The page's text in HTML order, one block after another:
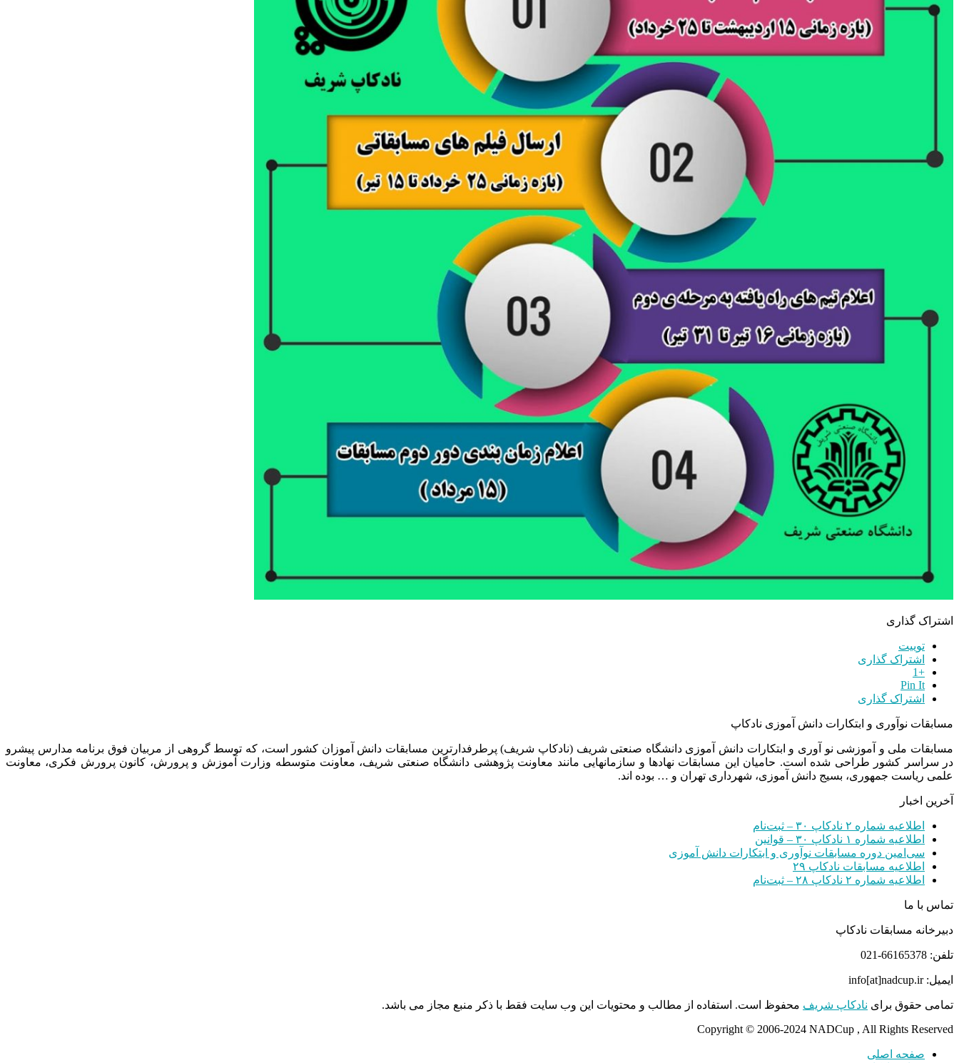
اشتراک گذاری
توییت
اشتراک گذاری
+1
Pin It
اشتراک گذاری
مسابقات نوآوری و ابتکارات دانش آموزی نادکاپ
مسابقات ملی و آموزشی نو آوری و ابتکارات دانش آموزی دانشگاه صنعتی شریف (نادکاپ شریف) پرطرفدارترین مسابقات دانش آموزان کشور است، که توسط گروهی از مربیان فوق برنامه مدارس پیشرو
در سراسر کشور طراحی شده است. حامیان این مسابقات نهادها و سازمانهایی مانند معاونت پژوهشی دانشگاه صنعتی شریف، معاونت متوسطه وزارت آموزش و پرورش، کانون پرورش فکری، معاونت
علمی ریاست جمهوری، بسیج دانش آموزی، شهرداری تهران و … بوده اند.
آخرین اخبار
اطلاعیه شماره ۲ نادکاپ ۳۰ – ثبت‌نام
اطلاعیه شماره ۱ نادکاپ ۳۰ – قوانین
سی‌امین دوره مسابقات نوآوری و ابتکارات دانش آموزی
اطلاعیه مسابقات نادکاپ ۲۹
اطلاعیه شماره ۲ نادکاپ ۲۸ – ثبت‌نام
تماس با ما
دبیرخانه مسابقات نادکاپ
تلفن: 66165378-021
ایمیل: info[at]nadcup.ir
تمامی حقوق برای نادکاپ شریف محفوظ است. استفاده از مطالب و محتویات این وب سایت فقط با ذکر منبع مجاز می باشد.
Copyright © 2006-2024 NADCup , All Rights Reserved
صفحه اصلی